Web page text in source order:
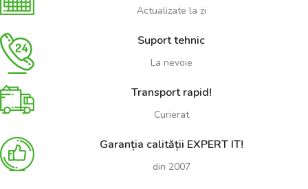
Actualizate la zi
Suport tehnic
La nevoie
Transport rapid!
Curierat
Garanția calității EXPERT IT!
din 2007